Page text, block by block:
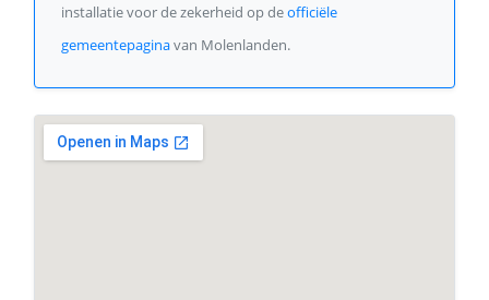
installatie voor de zekerheid op deofficiële
gemeentepaginavan Molenlanden.